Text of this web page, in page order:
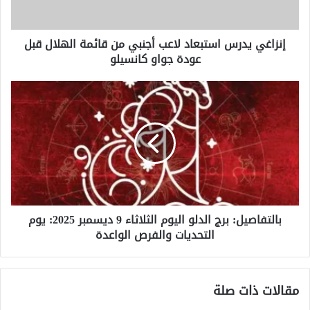
قبل
عودةإنزاغي يدرس استبعاد لاعب أجنبي من قائمة الهلال قبل
عودة جواو كانسيلو
برج
اليوم
الثلاثاء
ديسمبر
يوم
التحديات
بالتفاصيل: برج الدلو اليوم الثلاثاء 9 ديسمبر 2025: يوم
التحديات والفرص الواعدة
مقالات ذات صلة